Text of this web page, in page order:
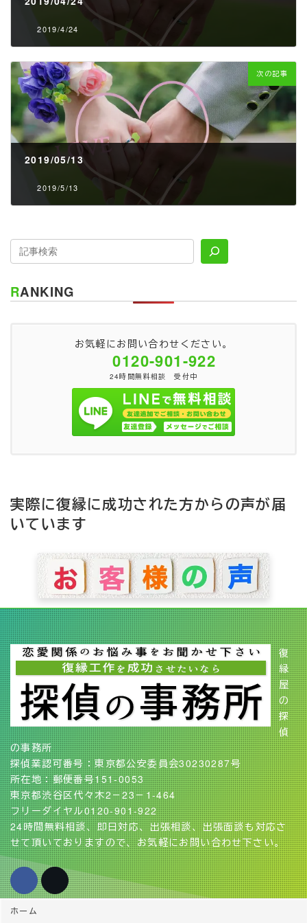
2019/4/24
次の記事
2019/05/13
2019/5/13
RANKING
お気軽にお問い合わせください。
0120-901-922
24時間無料相談 受付中
実際に復縁に成功された方からの声が届
いています
復
縁
屋
の
探
偵
の事務所
探偵業認可番号：東京都公安委員会30230287号
所在地：郵便番号151-0053
東京都渋谷区代々木2－23－1-464
フリーダイヤル0120-901-922
24時間無料相談、即日対応、出張相談、出張面談も対応さ
せて頂いておりますので、お気軽にお問い合わせ下さい。
ホーム